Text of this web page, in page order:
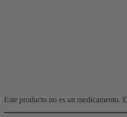
Este producto no es un medicamento.